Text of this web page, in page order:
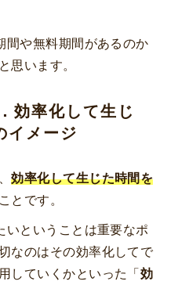
間や無料期間があるのか
思います。
効率化して生じ
イメージ
効率化して生じた時間を
とです。
いということは重要なポ
なのはその効率化してで
していくかといった「 効